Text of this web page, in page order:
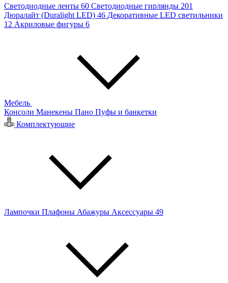
Светодиодные ленты 60 Светодиодные гирлянды 201
Дюралайт (Duralight LED) 46 Декоративные LED светильники
12 Акриловые фигуры 6
Мебель
Консоли Манекены Пано Пуфы и банкетки
Комплектующие
Лампочки Плафоны Абажуры Аксессуары 49